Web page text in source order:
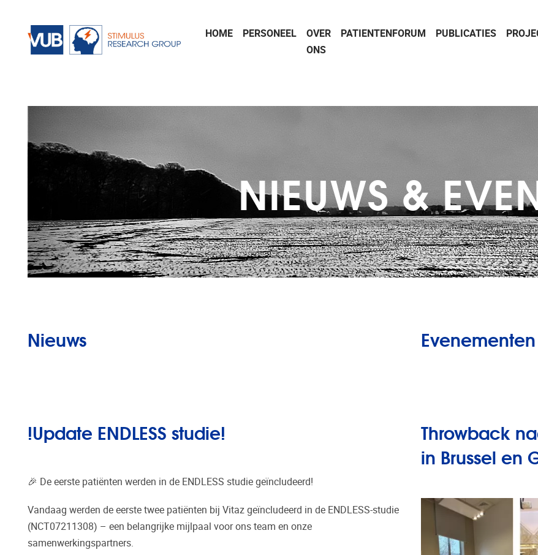
HOME PERSONEEL
OVER
ONS
PATIENTENFORUM PUBLICATIES
NIEUWS &
Nieuws
!Update ENDLESS studie!
🎉 De eerste patiënten werden in de ENDLESS studie geïncludeerd!
Vandaag werden de eerste twee patiënten bij Vitaz geïncludeerd in de ENDLESS-studie
(NCT07211308) – een belangrijke mijlpaal voor ons team en onze
samenwerkingspartners.
Evenementen
Throwback
in Brussel en